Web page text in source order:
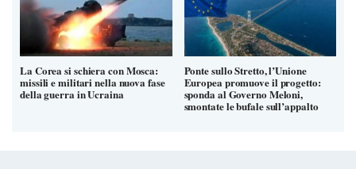
La Corea si schiera con Mosca:
missili e militari nella nuova fase
della guerra in Ucraina
Ponte sullo Stretto, l’Unione
Europea promuove il progetto:
sponda al Governo Meloni,
smontate le bufale sull’appalto